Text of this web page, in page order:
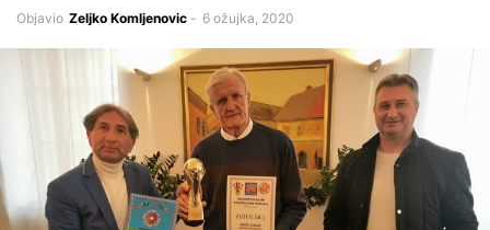
Objavio Zeljko Komljenovic - 6 ožujka, 2020